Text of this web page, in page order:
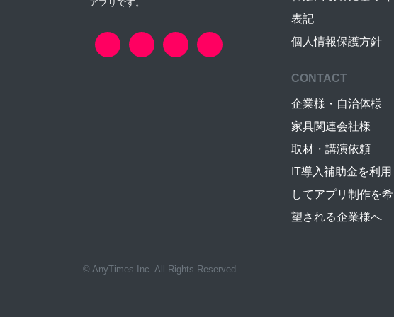
アプリです。
表記
個人情報保護方針
CONTACT
企業様・自治体様
家具関連会社様
取材・講演依頼
IT導入補助金を利用
してアプリ制作を希
望される企業様へ
© AnyTimes Inc. All Rights Reserved